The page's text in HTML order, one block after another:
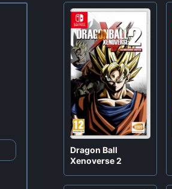
Dragon Ball
Xenoverse 2